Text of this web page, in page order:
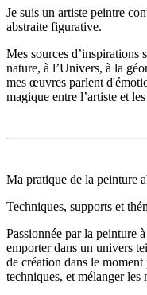
Je suis un artiste peintre
abstraite figurative.
Mes sources d’inspirations
nature, à l’Univers, à la
mes œuvres parlent
magique entre l’artiste et
Ma pratique de la peinture
Techniques, supports et
Passionnée par la peinture
emporter dans un univers
de création dans le moment
techniques, et mélanger les